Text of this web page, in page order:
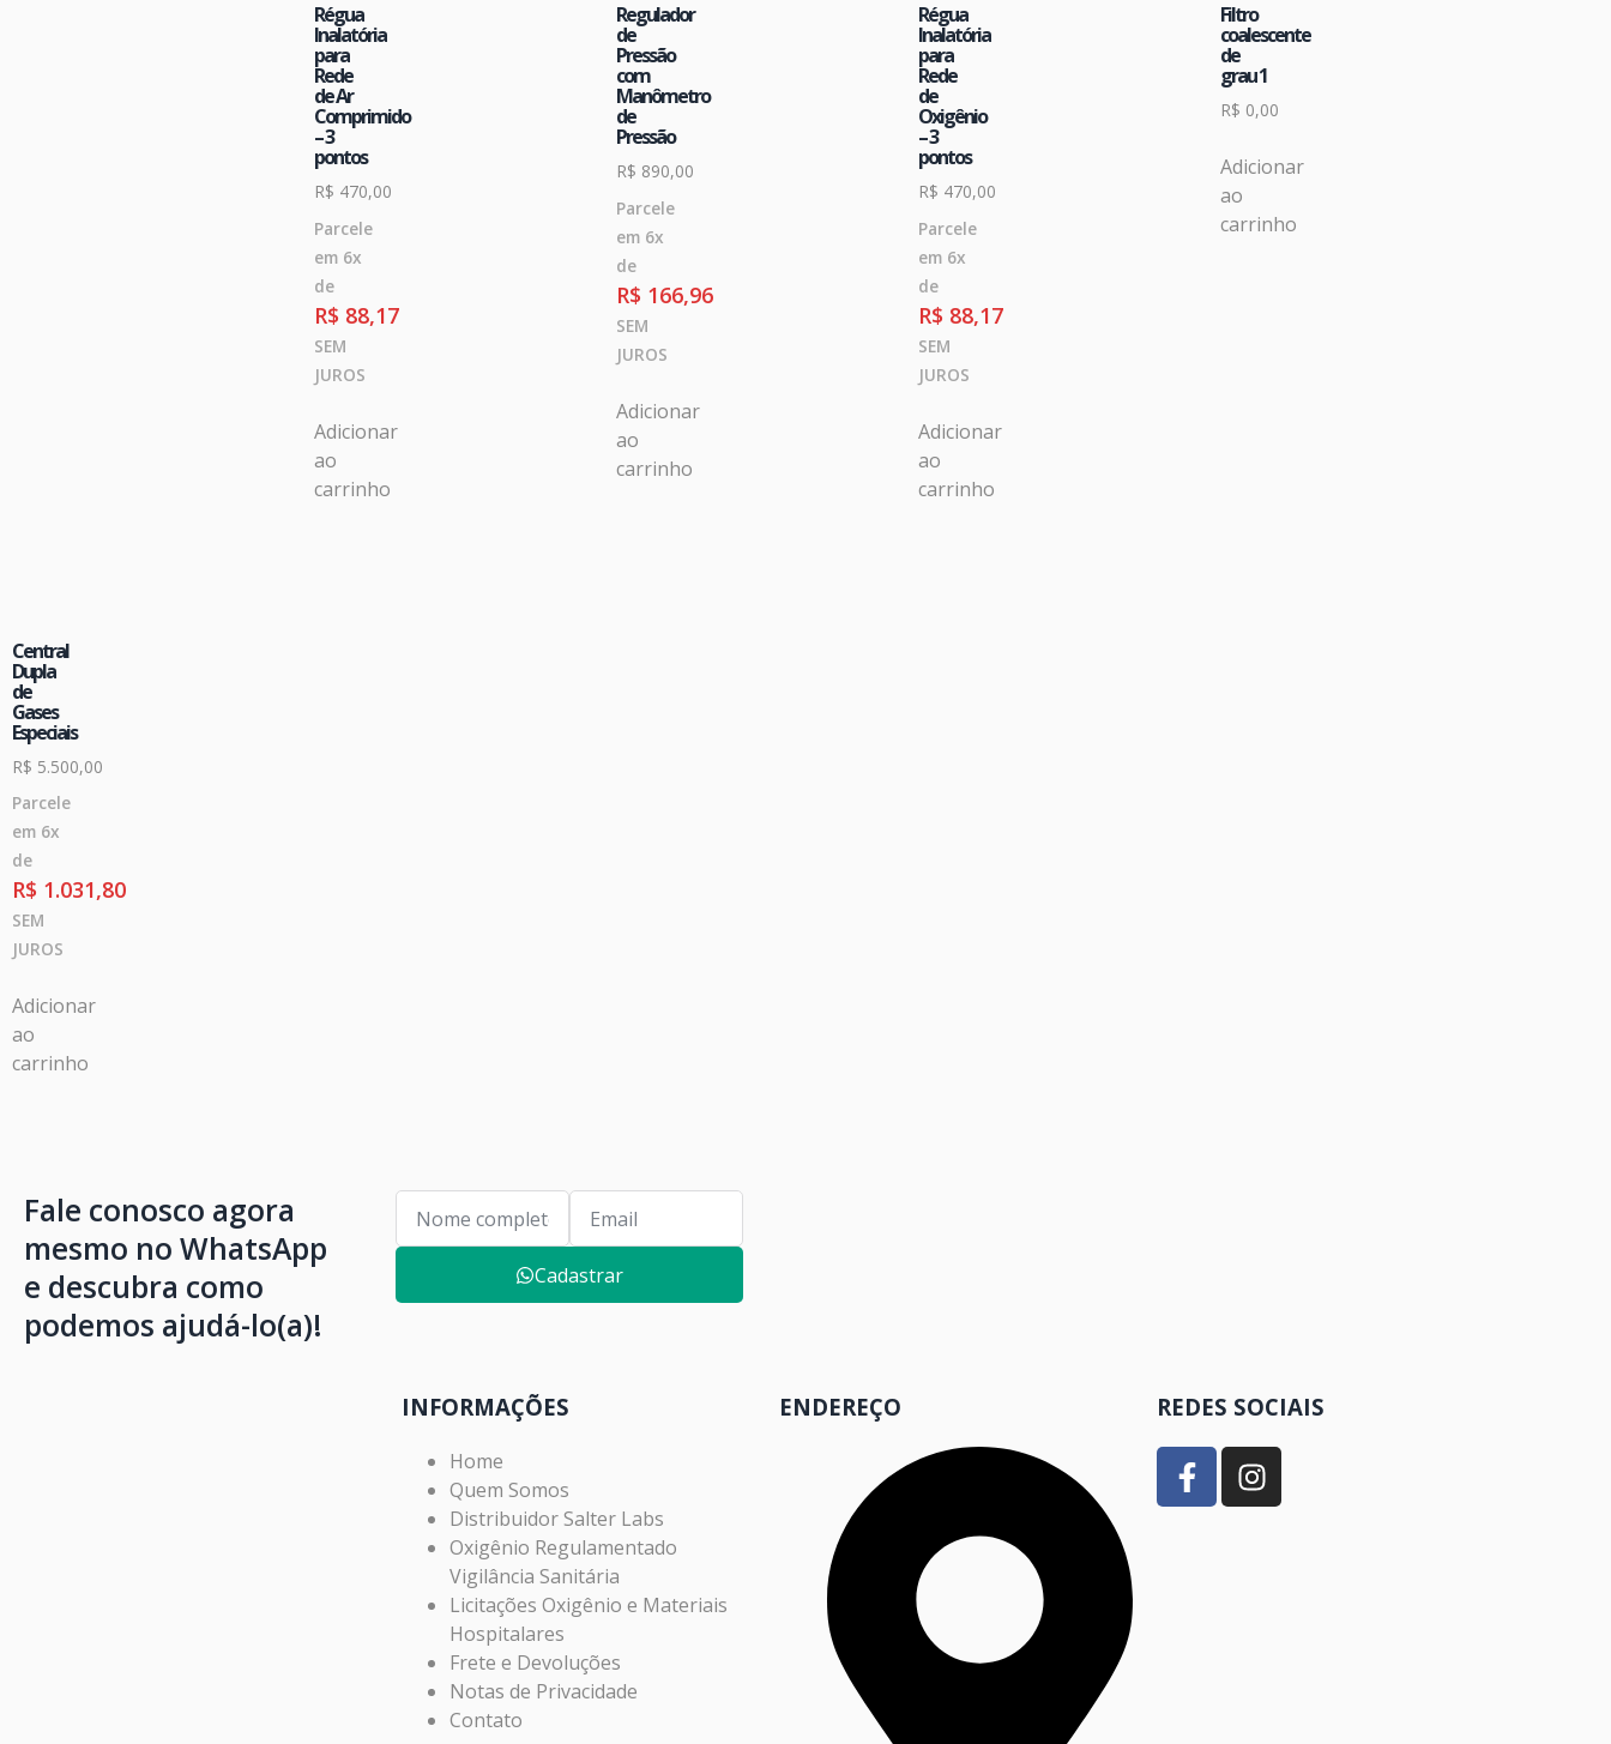
Régua
Inalatória
para
Rede
de Ar
Comprimido
– 3
pontos
R$ 470,00
Parcele
em 6x
de
R$ 88,17
SEM
JUROS
Adicionar
ao
carrinho
Regulador
de
Pressão
com
Manômetro
de
Pressão
R$ 890,00
Parcele
em 6x
de
R$ 166,96
SEM
JUROS
Adicionar
ao
carrinho
Régua
Inalatória
para
Rede
de
Oxigênio
– 3
pontos
R$ 470,00
Parcele
em 6x
de
R$ 88,17
SEM
JUROS
Adicionar
ao
carrinho
Filtro
coalescente
de
grau 1
R$ 0,00
Adicionar
ao
carrinho
Central
Dupla
de
Gases
Especiais
R$ 5.500,00
Parcele
em 6x
de
R$ 1.031,80
SEM
JUROS
Adicionar
ao
carrinho
Fale conosco agora
mesmo no WhatsApp
e descubra como
podemos ajudá-lo(a)!
Cadastrar
INFORMAÇÕES
Home
Quem Somos
Distribuidor Salter Labs
Oxigênio Regulamentado
Vigilância Sanitária
Licitações Oxigênio e Materiais
Hospitalares
Frete e Devoluções
Notas de Privacidade
Contato
ENDEREÇO REDES SOCIAIS